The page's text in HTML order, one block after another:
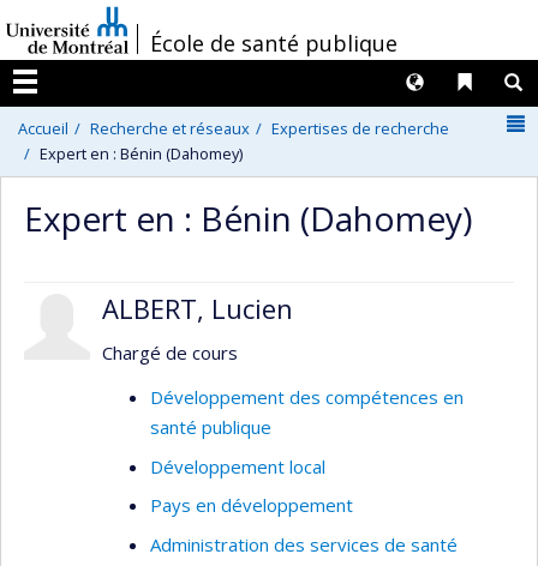
au
contenu
/École de santé publique
Menu
Liens
Langues
Accueil Recherche et réseaux
Expertises de recherche
Expert en : Bénin (Dahomey)
Expert en : Bénin (Dahomey)
ALBERT, Lucien
Chargé de cours
Développement des compétences en
santé publique
Développement local
Pays en développement
Administration des services de santé